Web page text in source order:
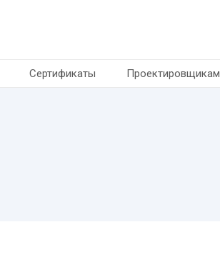
Сертификаты Проектировщикам